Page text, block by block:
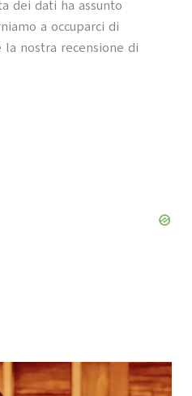
dei dati ha assunto
a occuparci di
nostra recensione di